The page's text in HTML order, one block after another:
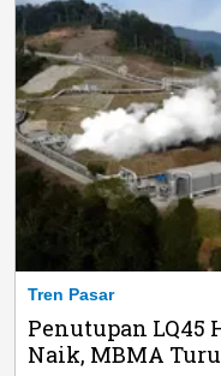
Tren Pasar
Penutupan LQ45
Naik, MBMA